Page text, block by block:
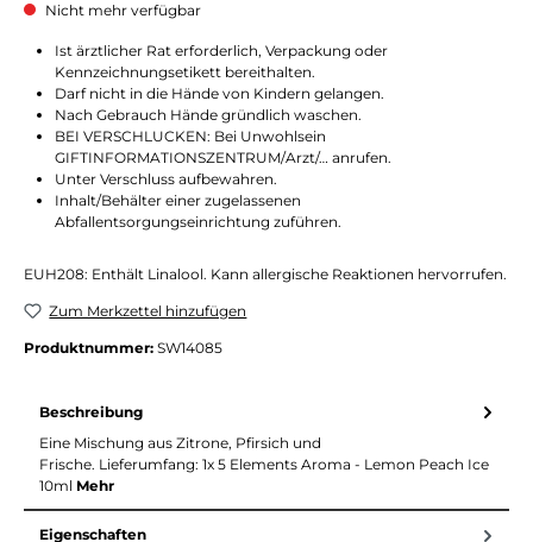
Nicht mehr verfügbar
Ist ärztlicher Rat erforderlich, Verpackung oder
Kennzeichnungsetikett bereithalten.
Darf nicht in die Hände von Kindern gelangen.
Nach Gebrauch Hände gründlich waschen.
BEI VERSCHLUCKEN: Bei Unwohlsein
GIFTINFORMATIONSZENTRUM/Arzt/… anrufen.
Unter Verschluss aufbewahren.
Inhalt/Behälter einer zugelassenen
Abfallentsorgungseinrichtung zuführen.
EUH208: Enthält Linalool. Kann allergische Reaktionen hervorrufen.
Zum Merkzettel hinzufügen
Produktnummer: SW14085
Beschreibung
Eine Mischung aus Zitrone, Pfirsich und
Frische. Lieferumfang: 1x 5 Elements Aroma - Lemon Peach Ice
10ml Mehr
Eigenschaften